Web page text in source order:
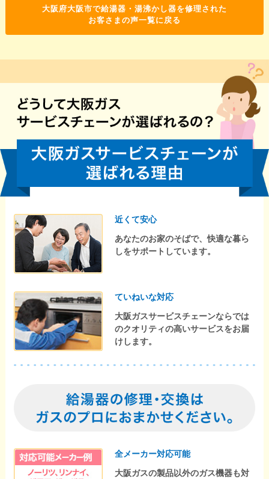
大阪府大阪市で給湯器・湯沸かし器を修理された
お客さまの声一覧に戻る
近くて安心
あなたのお家のそばで、快適な暮ら
しをサポートしています。
ていねいな対応
大阪ガスサービスチェーンならでは
のクオリティの高いサービスをお届
けします。
全メーカー対応可能
大阪ガスの製品以外のガス機器も対